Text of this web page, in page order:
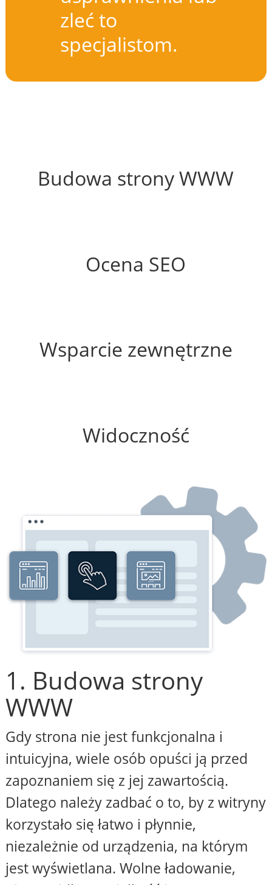
zleć to
specjalistom.
Budowa strony WWW
Ocena SEO
Wsparcie zewnętrzne
Widoczność
1. Budowa strony
WWW
Gdy strona nie jest funkcjonalna i
intuicyjna, wiele osób opuści ją przed
zapoznaniem się z jej zawartością.
Dlatego należy zadbać o to, by z witryny
korzystało się łatwo i płynnie,
niezależnie od urządzenia, na którym
jest wyświetlana. Wolne ładowanie,